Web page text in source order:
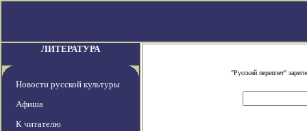
ЛИТЕРАТУРА
Новости русской культуры
Афиша
К читателю
"Русский переплет"